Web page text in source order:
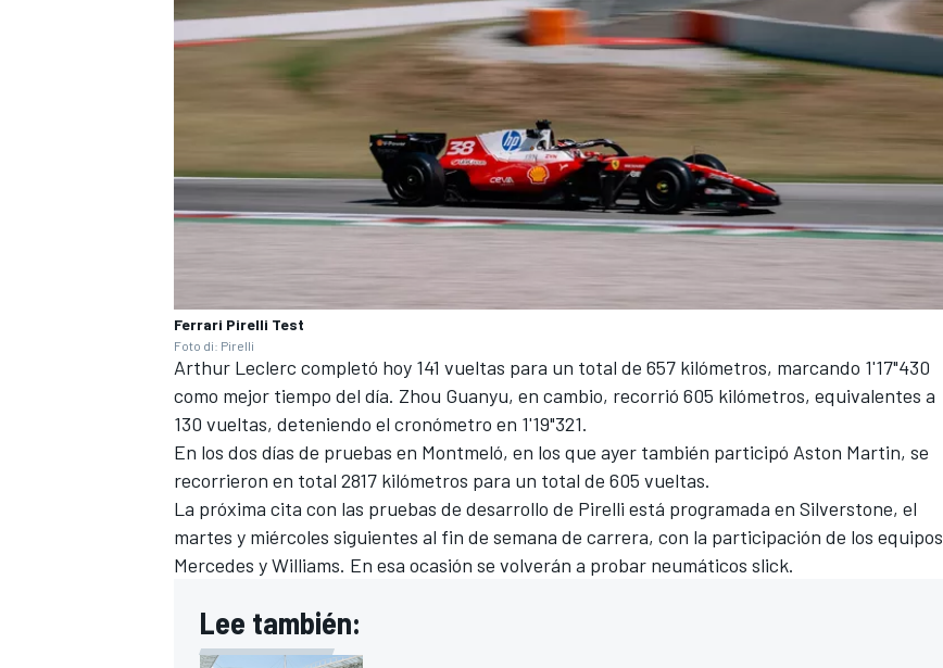
Ferrari Pirelli Test
Foto di: Pirelli
Arthur Leclerc completó hoy 141 vueltas para un total de 657 kilómetros, marcando 1'17"430
como mejor tiempo del día. Zhou Guanyu, en cambio, recorrió 605 kilómetros, equivalentes a
130 vueltas, deteniendo el cronómetro en 1'19"321.
En los dos días de pruebas en Montmeló, en los que ayer también participó Aston Martin, se
recorrieron en total 2817 kilómetros para un total de 605 vueltas.
La próxima cita con las pruebas de desarrollo de Pirelli está programada en Silverstone, el
martes y miércoles siguientes al fin de semana de carrera, con la participación de los equipos
Mercedes yWilliams. En esa ocasión se volverán a probar neumáticos slick.
Lee también: